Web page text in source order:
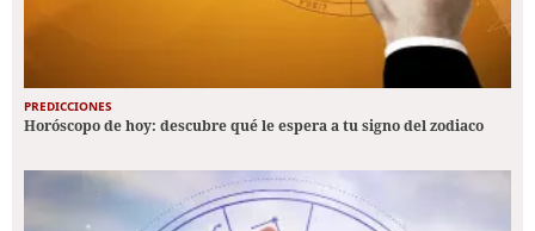
PREDICCIONES
Horóscopo de hoy: descubre qué le espera a tu signo del zodiaco